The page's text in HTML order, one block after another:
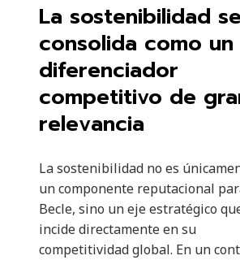
La sostenibilidad se
consolida como un
diferenciador
competitivo de
relevancia
La sostenibilidad no es
un componente reputacional
Becle, sino un eje estratégico
incide directamente en su
competitividad global. En un